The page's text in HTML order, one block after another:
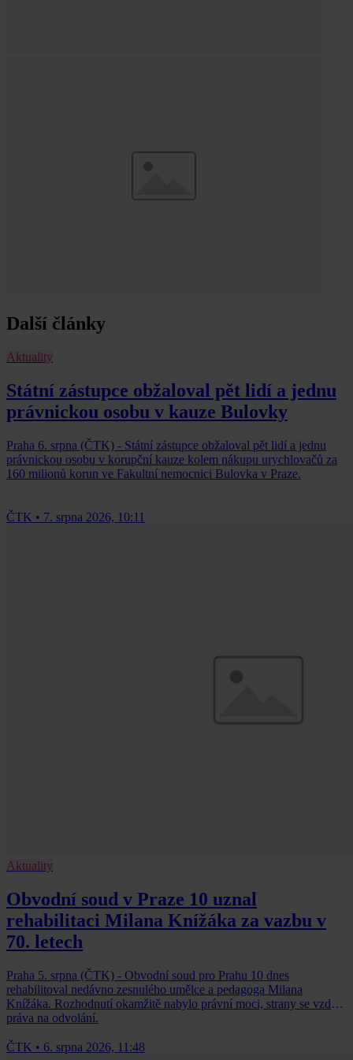
Další články
Aktuality
Státní zástupce obžaloval pět lidí a jednu
právnickou osobu v kauze Bulovky
Praha 6. srpna (ČTK) - Státní zástupce obžaloval pět lidí a jednu
právnickou osobu v korupční kauze kolem nákupu urychlovačů za
160 milionů korun ve Fakultní nemocnici Bulovka v Praze.
ČTK • 7. srpna 2026, 10:11
Aktuality
Obvodní soud v Praze 10 uznal
rehabilitaci Milana Knížáka za vazbu v
70. letech
Praha 5. srpna (ČTK) - Obvodní soud pro Prahu 10 dnes
rehabilitoval nedávno zesnulého umělce a pedagoga Milana
Knížáka. Rozhodnutí okamžitě nabylo právní moci, strany se vzdaly
práva na odvolání.
ČTK • 6. srpna 2026, 11:48